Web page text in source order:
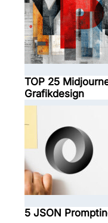
TOP 25
Grafikdesign
5 JSON